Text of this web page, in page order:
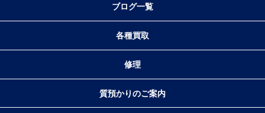
ブログ一覧
各種買取
修理
質預かりのご案内